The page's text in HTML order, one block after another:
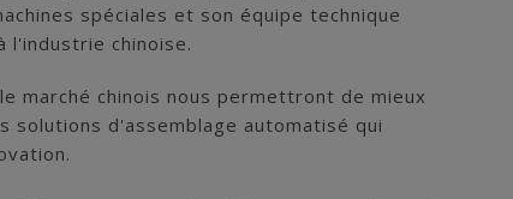
spéciales et son équipe technique
l'industrie chinoise.
marché chinois nous permettront de mieux
solutions d'assemblage automatisé qui